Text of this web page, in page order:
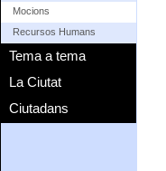
Mocions
Recursos Humans
Tema a tema
La Ciutat
Ciutadans